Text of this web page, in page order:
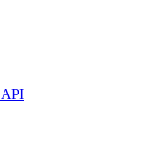
API